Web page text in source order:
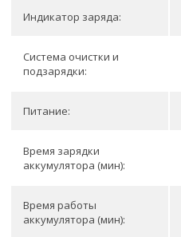
Индикатор заряда:
Система очистки и
подзарядки:
Питание:
Время зарядки
аккумулятора (мин):
Время работы
аккумулятора (мин):